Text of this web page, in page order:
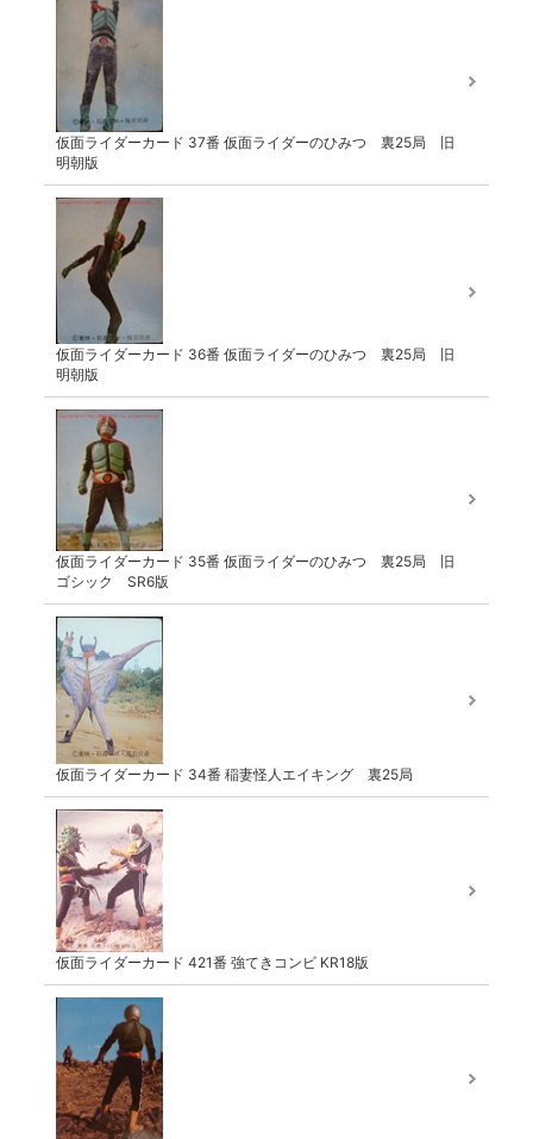
仮面ライダーカード 37番 仮面ライダーのひみつ 裏25局 旧
明朝版
仮面ライダーカード 36番 仮面ライダーのひみつ 裏25局 旧
明朝版
仮面ライダーカード 35番 仮面ライダーのひみつ 裏25局 旧
ゴシック SR6版
仮面ライダーカード 34番 稲妻怪人エイキング 裏25局
仮面ライダーカード 421番 強てきコンビ KR18版